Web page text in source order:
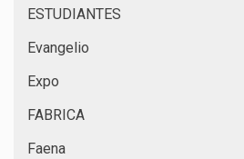
ESTUDIANTES
Evangelio
Expo
FABRICA
Faena